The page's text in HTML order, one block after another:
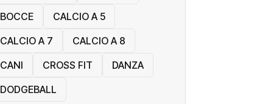
BOCCE
CALCIO A 5
CALCIO A 7
CALCIO A 8
CANI
CROSS FIT
DANZA
DODGEBALL